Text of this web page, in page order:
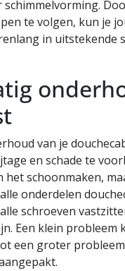
te volgen, kun je
in uitstekende
van je
en schade te
het schoonmaken,
onderdelen
schroeven
Een klein probleem
een groter